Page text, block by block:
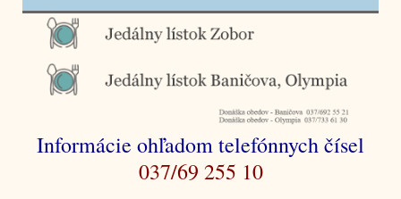
Informácie ohľadom telefónnych čísel
037/69 255 10